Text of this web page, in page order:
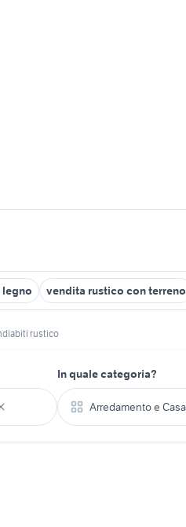
vendita rustico con terreno
rustico
In quale categoria?
Arredamento e